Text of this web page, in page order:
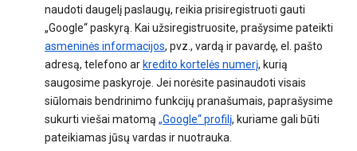
naudoti daugelį paslaugų, reikia prisiregistruoti gauti
„Google“ paskyrą. Kai užsiregistruosite, prašysime pateikti
asmeninės informacijos, pvz., vardą ir pavardę, el. pašto
adresą, telefono ar kredito kortelės numerį, kurią
saugosime paskyroje. Jei norėsite pasinaudoti visais
siūlomais bendrinimo funkcijų pranašumais, paprašysime
sukurti viešai matomą „Google“ profilį, kuriame gali būti
pateikiamas jūsų vardas ir nuotrauka.